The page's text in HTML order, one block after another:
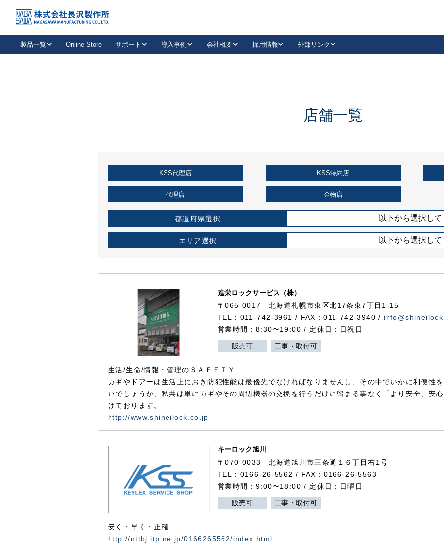
製品一覧
抗ウイルス・抗菌製品
キーレックスを品番からお探しいただけます。
Online Store サポート
取扱店情報
お役立ち情報
導入事例
企業様採用事例
会社概要 採用情報 外部リンク
LinkedIn
KSS加盟店・取扱店情報
店舗一覧
店舗一覧
KSS代理店 KSS特約店
代理店 金物店
都道府県選択 以下から選択し
エリア選択 以下から選択し
進栄ロックサービス（株）
〒065-0017 北海道札幌市東区北17条東7丁目1-15
TEL：011-742-3961 / FAX：011-742-3940 /
営業時間：8:30〜19:00 / 定休日：日祝日
販売可 工事・取付可
生活/生命/情報・管理のＳＡＦＥＴＹ
カギやドアーは生活上におき防犯性能は最優先でなければなりませんし、その中でいかに利便性
いでしょうか、私共は単にカギやその周辺機器の交換を行うだけに留まる事なく「より安全、安
けております。
http://www.shineilock.co.jp
キーロック旭川
〒070-0033 北海道旭川市三条通１６丁目右1号
TEL：0166-26-5562 / FAX：0166-26-5563
営業時間：9:00〜18:00 / 定休日：日曜日
販売可 工事・取付可
安く・早く・正確
http://nttbj.itp.ne.jp/0166265562/index.html